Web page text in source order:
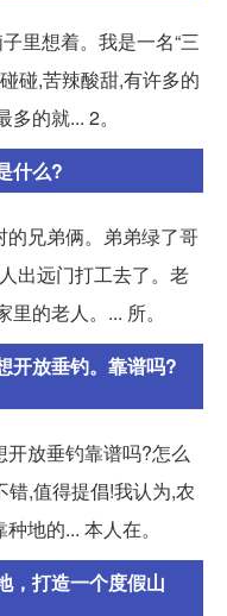
里想着。我是一名“三
碰,苦辣酸甜,有许多的
的就... 2。
什么?
兄弟俩。弟弟绿了哥
出远门打工去了。老
的老人。... 所。
开放垂钓。靠谱吗?
放垂钓靠谱吗?怎么
,值得提倡!我认为,农
地的... 本人在。
，打造一个度假山